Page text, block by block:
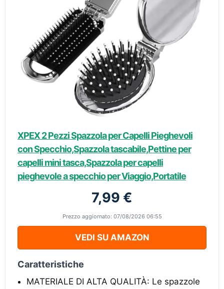
XPEX 2 Pezzi Spazzola per Capelli Pieghevoli
con Specchio,Spazzola tascabile,Pettine per
capelli mini tasca,Spazzola per capelli
pieghevole a specchio per Viaggio,Portatile
7,99 €
Prezzo aggiornato: 07/08/2026 06:55
VEDI SU AMAZON
Caratteristiche
MATERIALE DI ALTA QUALITÀ: Le spazzole